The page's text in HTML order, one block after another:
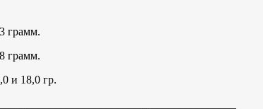
грамм.
грамм.
и 18,0 гр.